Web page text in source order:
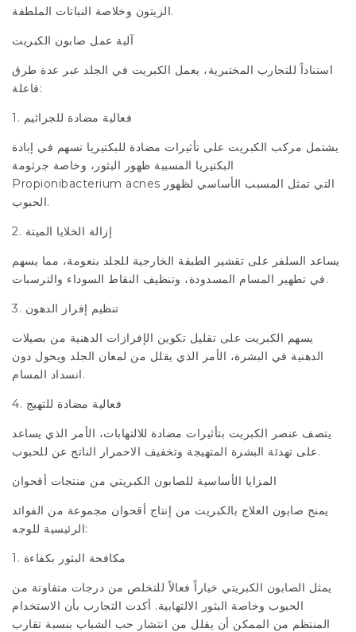
الزيتون وخلاصة النباتات الملطفة.
آلية عمل صابون الكبريت
استناداً للتجارب المختبرية، يعمل الكبريت في الجلد عبر عدة طرق
فاعلة:
1. فعالية مضادة للجراثيم
يشتمل مركب الكبريت على تأثيرات مضادة للبكتيريا تسهم في إبادة
البكتيريا المسببة ظهور البثور، وخاصة جرثومة
Propionibacterium acnes التي تمثل المسبب الأساسي لظهور
الحبوب.
2. إزالة الخلايا الميتة
يساعد السلفر على تقشير الطبقة الخارجية للجلد بنعومة، مما يسهم
في تطهير المسام المسدودة، وتنظيف النقاط السوداء والترسبات .
3. تنظيم إفراز الدهون
يسهم الكبريت على تقليل تكوين الإفرازات الدهنية من بصيلات
الدهنية في البشرة، الأمر الذي يقلل من لمعان الجلد ويحول دون
انسداد المسام.
4. فعالية مضادة للتهيج
يتصف عنصر الكبريت بتأثيرات مضادة للالتهابات، الأمر الذي يساعد
على تهدئة البشرة المتهيجة وتخفيف الاحمرار الناتج عن للحبوب.
المزايا الأساسية للصابون الكبريتي من منتجات أقحوان
يمنح صابون العلاج بالكبريت من إنتاج أقحوان مجموعة من الفوائد
الرئيسية للوجه:
1. مكافحة البثور بكفاءة
يمثل الصابون الكبريتي خياراً فعالاً للتخلص من درجات متفاوتة من
الحبوب وخاصة البثور الالتهابية. أكدت التجارب بأن الاستخدام
المنتظم من الممكن أن يقلل من انتشار حب الشباب بنسبة تقارب